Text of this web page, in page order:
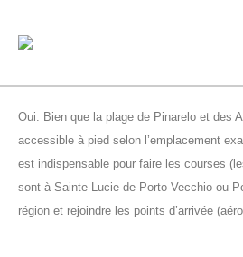
Oui. Bien que la plage de Pinarelo et des
accessible à pied selon l’emplacement
est indispensable pour faire les courses
sont à Sainte-Lucie de Porto-Vecchio ou
région et rejoindre les points d’arrivée